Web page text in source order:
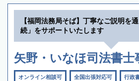
【福岡法務局そば】丁寧なご説明を
続」をサポートいたします
矢野・いなほ司法書士
オンライン相談可 全国出張対応可 行政